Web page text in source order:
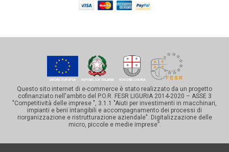
Questo sito internet di e-commerce è stato realizzato da un progetto
cofinanziato nell'ambito del P.O.R. FESR LIGURIA 2014-2020 – ASSE 3
"Competitività delle imprese ", 3.1.1 "Aiuti per investimenti in macchinari,
impianti e beni intangibili e accompagnamento dei processi di
riorganizzazione e ristrutturazione aziendale". Digitalizzazione delle
micro, piccole e medie imprese”.